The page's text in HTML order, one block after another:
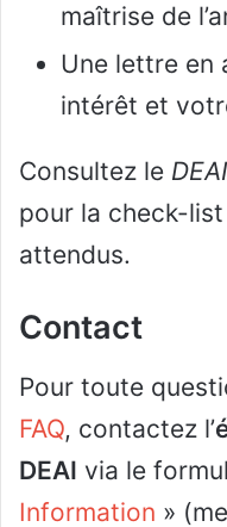
maîtrise de
Une lettre en
intérêt et
Consultez le
pour la check-
attendus.
Contact
Pour toute
FAQ, contactez l’
DEAI via le
Information »